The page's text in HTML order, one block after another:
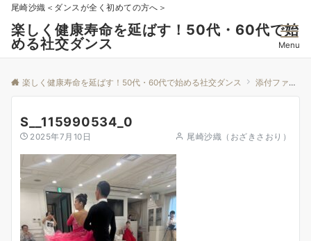
尾崎沙織＜ダンスが全く初めての方へ＞
楽しく健康寿命を延ばす！50代・60代で始
める社交ダンス
Menu
楽しく健康寿命を延ばす！50代・60代で始める社交ダンス 添付ファイル
S__115990534_0
2025年7月10日 尾崎沙織（おざきさおり）